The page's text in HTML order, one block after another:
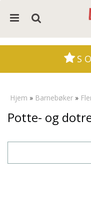
S
Hjem » Barnebøker »
Potte- og